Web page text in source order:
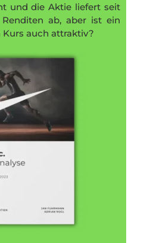
und die Aktie liefert seit
ab, aber ist ein
auch attraktiv?